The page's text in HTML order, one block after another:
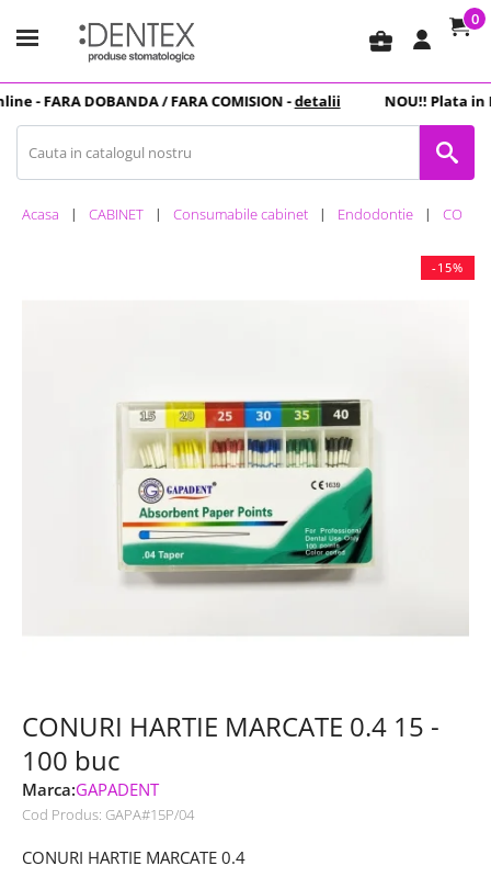
business_center
0
-FARA DOBANDA/ FARA COMISION -detalii NOU!! Plata in
Acasa CABINET Consumabile cabinet Endodontie
-15%
CONURI HARTIE MARCATE 0.4 15 -
100 buc
Marca:GAPADENT
Cod Produs: GAPA#15P/04
CONURI HARTIE MARCATE 0.4